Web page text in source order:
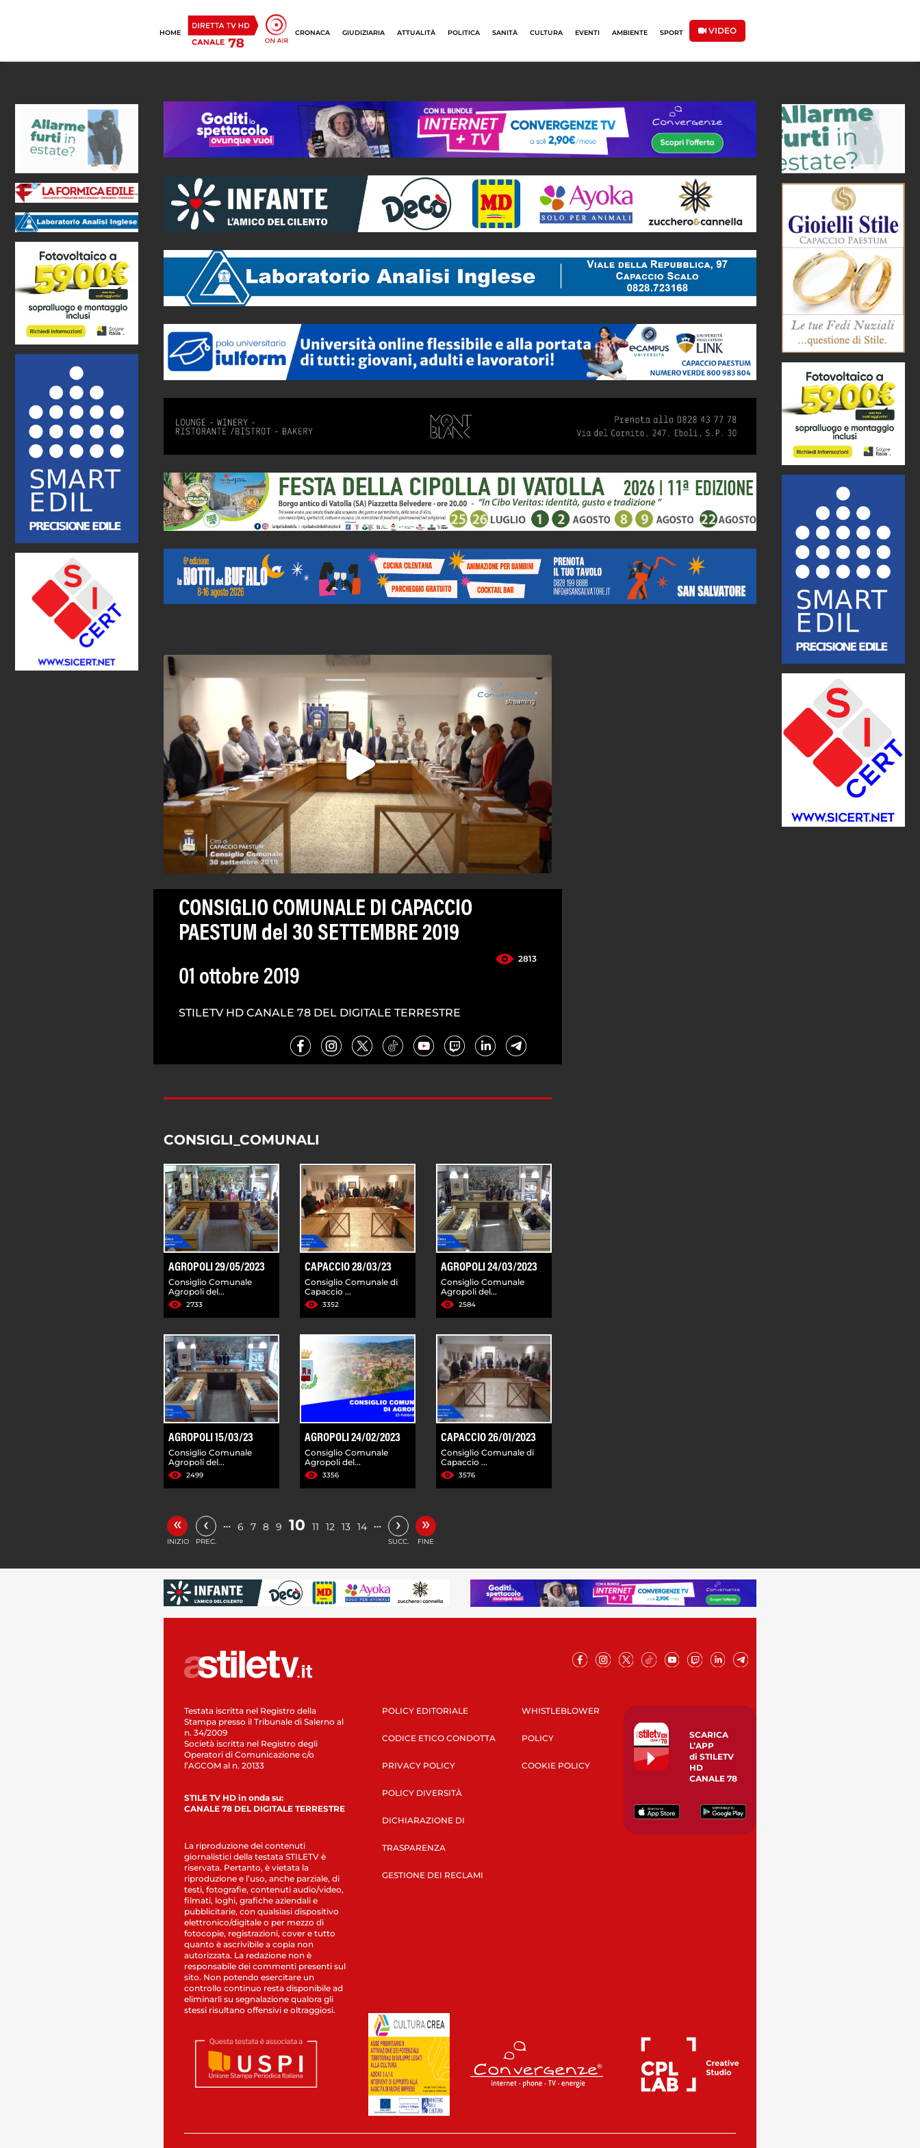
HOME CRONACA GIUDIZIARIA ATTUALITÀ POLITICA SANITÀ CULTURA EVENTI AMBIENTE SPORT VIDEO
CONSIGLIO COMUNALE DI CAPACCIO
PAESTUM del 30 SETTEMBRE 2019
2813
01 ottobre 2019
STILETV HD CANALE 78 DEL DIGITALE TERRESTRE
CONSIGLI_COMUNALI
AGROPOLI 29/05/2023
Consiglio Comunale
Agropoli del...
2733
CAPACCIO 28/03/23
Consiglio Comunale di
Capaccio ...
3352
AGROPOLI 24/03/2023
Consiglio Comunale
Agropoli del...
2584
AGROPOLI 15/03/23
Consiglio Comunale
Agropoli del...
2499
AGROPOLI 24/02/2023
Consiglio Comunale
Agropoli del...
3356
CAPACCIO 26/01/2023
Consiglio Comunale di
Capaccio ...
3576
«
INIZIO
‹
PREC.
… 6 7 8 9 10 11 12 13 14 … ›
SUCC.
»
FINE
Testata iscritta nel Registro della
Stampa presso il Tribunale di Salerno al
n. 34/2009
Società iscritta nel Registro degli
Operatori di Comunicazione c/o
l’AGCOM al n. 20133
STILE TV HD in onda su:
CANALE 78 DEL DIGITALE TERRESTRE
La riproduzione dei contenuti
giornalistici della testata STILETV è
riservata. Pertanto, è vietata la
riproduzione e l’uso, anche parziale, di
testi, fotografie, contenuti audio/video,
filmati, loghi, grafiche aziendali e
pubblicitarie, con qualsiasi dispositivo
elettronico/digitale o per mezzo di
fotocopie, registrazioni, cover e tutto
quanto è ascrivibile a copia non
autorizzata. La redazione non è
responsabile dei commenti presenti sul
sito. Non potendo esercitare un
controllo continuo resta disponibile ad
eliminarli su segnalazione qualora gli
stessi risultano offensivi e oltraggiosi.
POLICY EDITORIALE
CODICE ETICO CONDOTTA
PRIVACY POLICY
POLICY DIVERSITÀ
DICHIARAZIONE DI
TRASPARENZA
GESTIONE DEI RECLAMI
WHISTLEBLOWER
POLICY
COOKIE POLICY
SCARICA
L’APP
di STILETV
HD
CANALE 78